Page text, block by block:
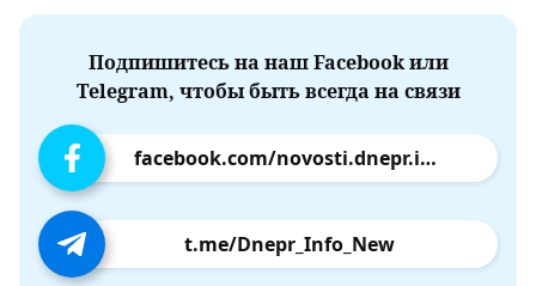
Подпишитесь на наш Facebook или
Telegram, чтобы быть всегда на связи
facebook.com/novosti.dnepr.info
t.me/Dnepr_Info_New